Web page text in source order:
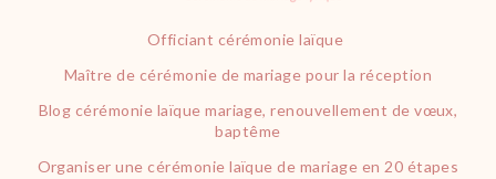
Officiant cérémonie laïque
Maître de cérémonie de mariage pour la réception
Blog cérémonie laïque mariage, renouvellement de vœux,
baptême
Organiser une cérémonie laïque de mariage en 20 étapes